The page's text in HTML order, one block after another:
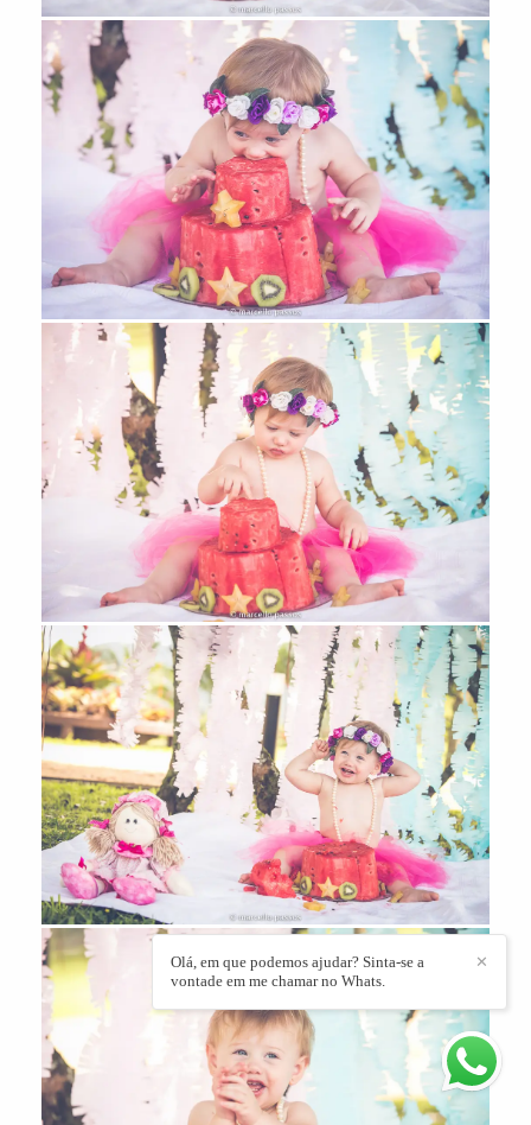
✕
Olá, em que podemos ajudar? Sinta-se a
vontade em me chamar no Whats.